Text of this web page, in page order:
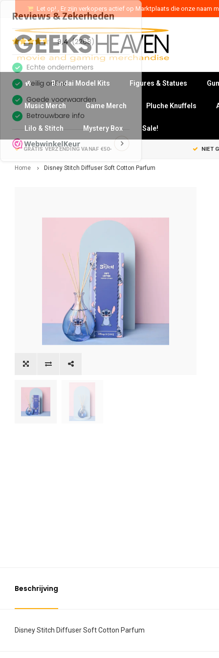
Let op! , Er zijn verkopers actief op Marktplaats die onze naam
Bandai Model Kits Figures & Statues
Music Merch Game Merch Pluche Knuffels
Lilo & Stitch Mystery Box Sale!
GRATIS VERZENDING VANAF €50- NIET
Home Disney Stitch Diffuser Soft Cotton Parfum
Beschrijving
Disney Stitch Diffuser Soft Cotton Parfum